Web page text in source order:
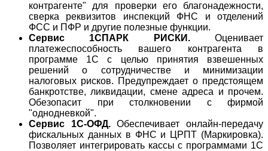
контрагенте" для проверки его благонадежности,
сверка реквизитов инспекций ФНС и отделений
ФСС и ПФР и другие полезные функции.
Сервис 1СПАРК РИСКИ.Оценивает
платежеспособность вашего контрагента в
программе 1С с целью принятия взвешенных
решений о сотрудничестве и минимизации
налоговых рисков. Предупреждает о предстоящем
банкротстве, ликвидации, смене адреса и прочем.
Обезопасит при столкновении с фирмой
"однодневкой".
Сервис 1С-ОФД.Обеспечивает онлайн-передачу
фискальных данных в ФНС и ЦРПТ (Маркировка).
Позволяет интегрировать кассы с программами 1С